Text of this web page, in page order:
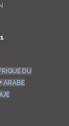
DU
ARABE